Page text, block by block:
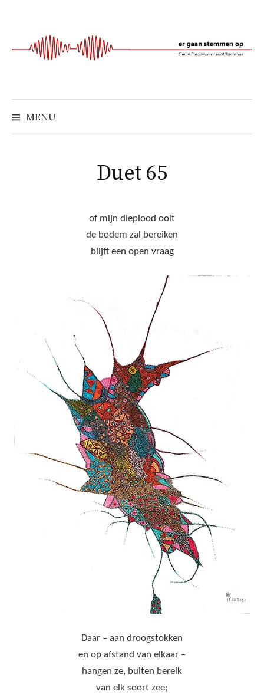
springen
MENU
Duet 65
of mijn dieplood ooit
de bodem zal bereiken
blijft een open vraag
Daar – aan droogstokken
en op afstand van elkaar –
hangen ze, buiten bereik
van elk soort zee;